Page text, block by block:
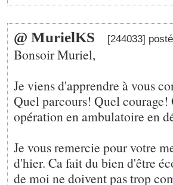
@ MurielKS [244033]
Bonsoir Muriel,
Je viens d'apprendre à vous
Quel parcours! Quel courage!
opération en ambulatoire en
Je vous remercie pour votre
d'hier. Ca fait du bien d'être
de moi ne doivent pas trop